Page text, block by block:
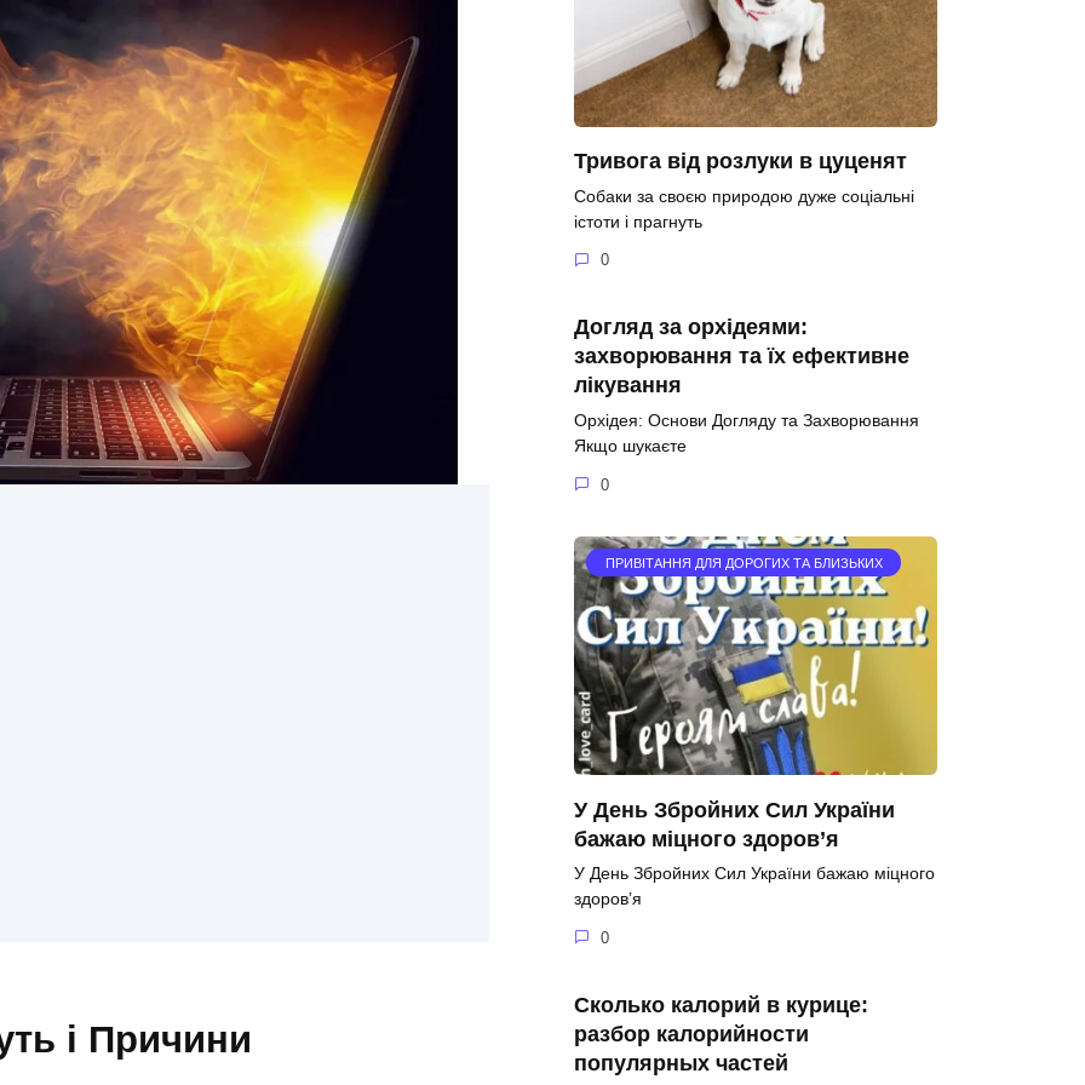
і Причини
Тривога від розлуки в цуценят
Собаки за своєю природою дуже соціальні
істоти і прагнуть
0
Догляд за орхідеями:
захворювання та їх ефективне
лікування
Орхідея: Основи Догляду та Захворювання
Якщо шукаєте
0
ПРИВІТАННЯ ДЛЯ ДОРОГИХ ТА БЛИЗЬКИХ
У День Збройних Сил України
бажаю міцного здоров’я
У День Збройних Сил України бажаю міцного
здоров’я
0
Сколько калорий в курице:
разбор калорийности
популярных частей